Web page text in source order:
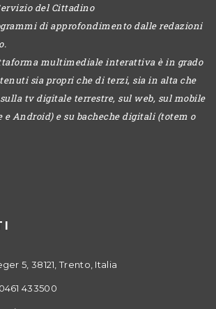
del Cittadino
di approfondimento dalle redazioni
multimediale interattiva è in grado
sia propri che di terzi, sia in alta che
tv digitale terrestre, sul web, sul mobile
Android) e su bacheche digitali (totem o
5, 38121, Trento, Italia
433500